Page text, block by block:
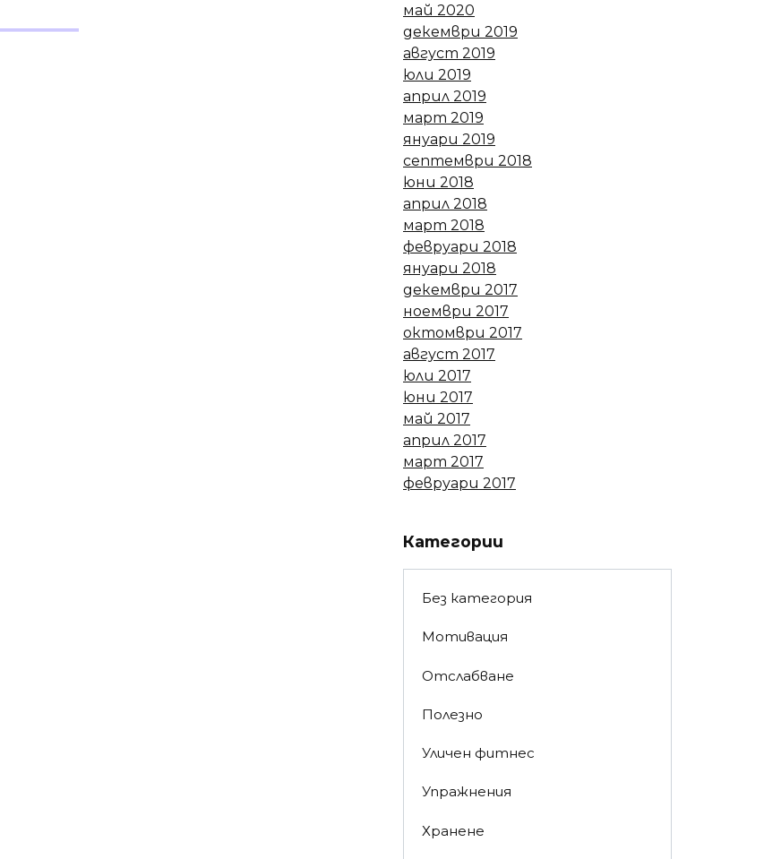
май 2020
декември 2019
август 2019
юли 2019
април 2019
март 2019
януари 2019
септември 2018
юни 2018
април 2018
март 2018
февруари 2018
януари 2018
декември 2017
ноември 2017
октомври 2017
август 2017
юли 2017
юни 2017
май 2017
април 2017
март 2017
февруари 2017
Категории
Без категория
Мотивация
Отслабване
Полезно
Уличен фитнес
Упражнения
Хранене